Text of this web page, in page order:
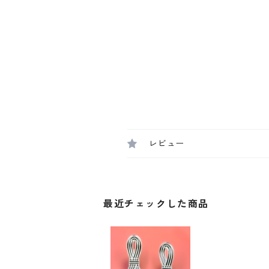
レビュー
最近チェックした商品